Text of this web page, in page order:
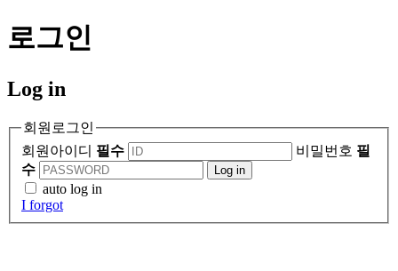
로그인
Log in
회원로그인
회원아이디 필수 비밀번호 필
수
Log in
auto log in
I forgot